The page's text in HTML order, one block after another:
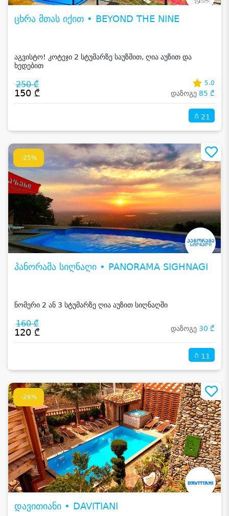
ცხრა მთას იქით • BEYOND THE NINE
აგვისტო! კოტეჯი 2 სტუმარზე საუზმით, ღია აუზით და
ხედებით
250 ₾
150 ₾
5.0
დაზოგე 85 ₾
21
-25%
პანორამა სიღნაღი • PANORAMA SIGHNAGI
ნომერი 2 ან 3 სტუმარზე ღია აუზით სიღნაღში
160 ₾
120 ₾ დაზოგე 30 ₾
11
-26%
დავითიანი • DAVITIANI